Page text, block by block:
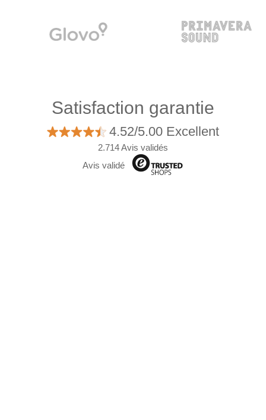
Satisfaction garantie
4.52/5.00 Excellent
2.714 Avis validés
Avis validé